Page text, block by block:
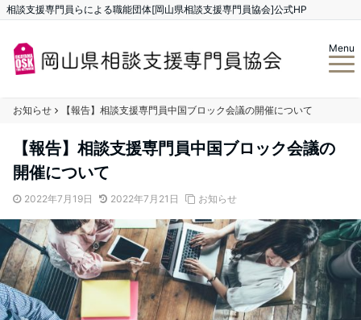
相談支援専門員らによる職能団体[岡山県相談支援専門員協会]公式HP
Menu
お知らせ 【報告】相談支援専門員中国ブロック会議の開催について
【報告】相談支援専門員中国ブロック会議の
開催について
2022年7月19日 2022年7月21日 お知らせ